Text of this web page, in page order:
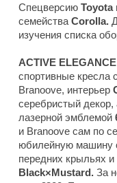
Спецверсию Toyota
семейства Corolla.
изучения списка
ACTIVE ELEGANCE
спортивные кресла
Branoove, интерьер
серебристый
лазерной эмблемой
и Branoove сам по
юбилейную машину
передних крыльях
Black×Mustard. За